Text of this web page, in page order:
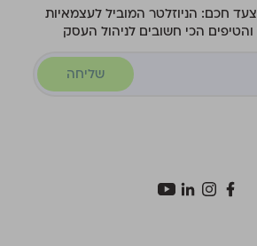
חכם: הניוזלטר המוביל לעצמאיות
הכי חשובים לניהול העסק
שליחה